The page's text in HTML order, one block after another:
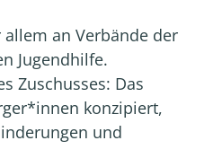
an Verbände der
Jugendhilfe.
Zuschusses: Das
konzipiert,
und